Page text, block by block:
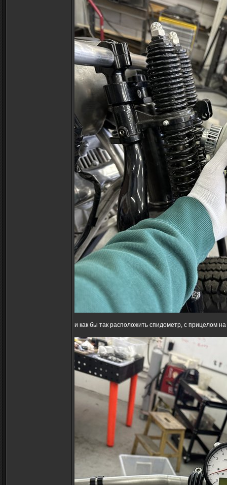
и как бы так расположить спидометр, с прицелом